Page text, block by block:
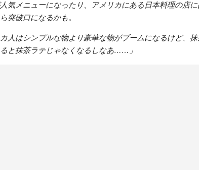
気メニューになったり、アメリカにある日本料理の店
突破口になるかも。
人はシンプルな物より豪華な物がブームになるけど、
と抹茶ラテじゃなくなるしなあ……」